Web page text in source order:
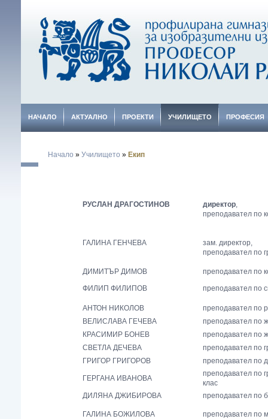
НАЧАЛО АКТУАЛНО ПРОЕКТИ УЧИЛИЩЕТО ПРОФЕСИЯ
Начало » Училището » Екип
РУСЛАН ДРАГОСТИНОВ директор,
преподавател по
ГАЛИНА ГЕНЧЕВА
зам. директор,
преподавател по
ДИМИТЪР ДИМОВ
ФИЛИП ФИЛИПОВ
преподавател по
преподавател по
АНТОН НИКОЛОВ
преподавател по
ВЕЛИСЛАВА ГЕЧЕВА
преподавател по
КРАСИМИР БОНЕВ
преподавател по
СВЕТЛА ДЕЧЕВА
преподавател по
ГРИГОР ГРИГОРОВ
преподавател по
ГЕРГАНА ИВАНОВА
преподавател по
клас
ДИЛЯНА ДЖИБИРОВА
преподавател по
ГАЛИНА БОЖИЛОВА преподавател по